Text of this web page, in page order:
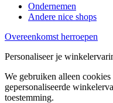
Ondernemen
Andere nice shops
Overeenkomst herroepen
Personaliseer je
We gebruiken alleen
gepersonaliseerde
toestemming.